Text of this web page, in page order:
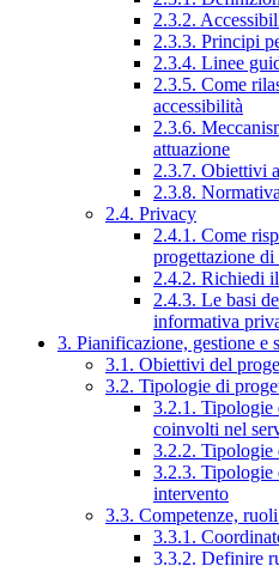
2.3.2.
2.3.3. Principi
2.3.4. Linee
2.3.5. Come
accessibilità
2.3.6.
attuazione
2.3.7. Obiettivi
2.3.8.
2.4. Privacy
2.4.1. Come
progettazione
2.4.2. Richiedi
2.4.3. Le basi
informativa
3. Pianificazione, gestione e
3.1. Obiettivi del
3.2. Tipologie di
3.2.1. Tipologie
coinvolti nel
3.2.2. Tipologie
3.2.3. Tipologie
intervento
3.3. Competenze,
3.3.1.
3.3.2. Definire